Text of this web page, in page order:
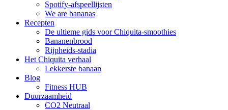
Spotify-afspeellijsten
We are bananas
Recepten
De ultieme gids voor Chiquita-smoothies
Bananenbrood
Rijpheids-stadia
Het Chiquita verhaal
Lekkerste banaan
Blog
Fitness HUB
Duurzaamheid
CO2 Neutraal